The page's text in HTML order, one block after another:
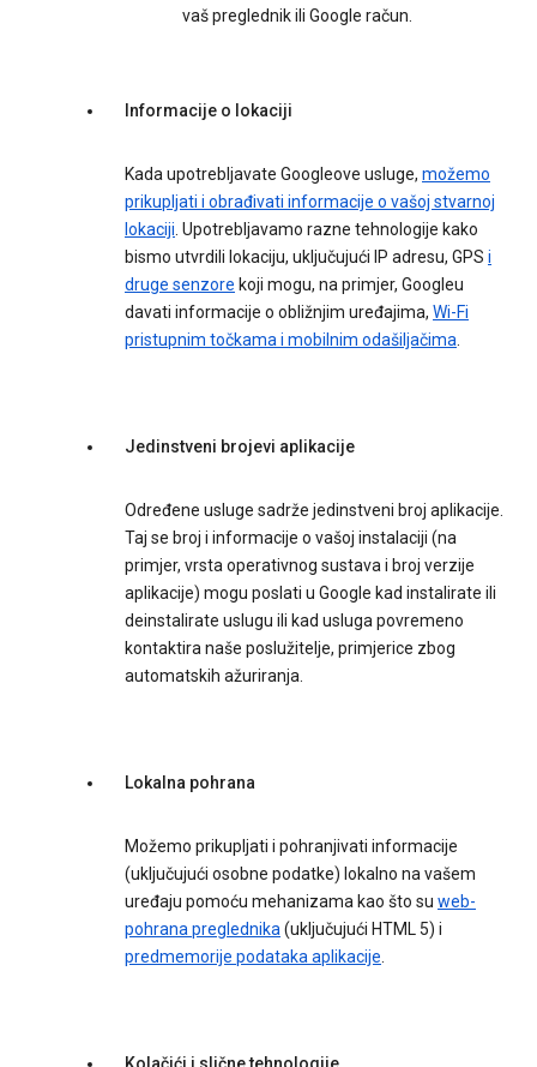
vaš preglednik ili Google račun.
Informacije o lokaciji
Kada upotrebljavate Googleove usluge, možemo
prikupljati i obrađivati informacije o vašoj stvarnoj
lokaciji. Upotrebljavamo razne tehnologije kako
bismo utvrdili lokaciju, uključujući IP adresu, GPS i
druge senzore koji mogu, na primjer, Googleu
davati informacije o obližnjim uređajima, Wi-Fi
pristupnim točkama i mobilnim odašiljačima.
Jedinstveni brojevi aplikacije
Određene usluge sadrže jedinstveni broj aplikacije.
Taj se broj i informacije o vašoj instalaciji (na
primjer, vrsta operativnog sustava i broj verzije
aplikacije) mogu poslati u Google kad instalirate ili
deinstalirate uslugu ili kad usluga povremeno
kontaktira naše poslužitelje, primjerice zbog
automatskih ažuriranja.
Lokalna pohrana
Možemo prikupljati i pohranjivati informacije
(uključujući osobne podatke) lokalno na vašem
uređaju pomoću mehanizama kao što su web-
pohrana preglednika(uključujući HTML 5) i
predmemorije podataka aplikacije.